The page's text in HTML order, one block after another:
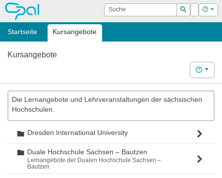
OPAL Suche
Suchen
Login Hilfe
Startseite Kursangebote
Kursangebote
Hilfe
Die Lernangebote und Lehrveranstaltungen der sächsischen
Hochschulen.
Ordner
Dresden International University
Ordner
Duale Hochschule Sachsen – Bautzen
Lernangebote der Dualen Hochschule Sachsen –
Bautzen